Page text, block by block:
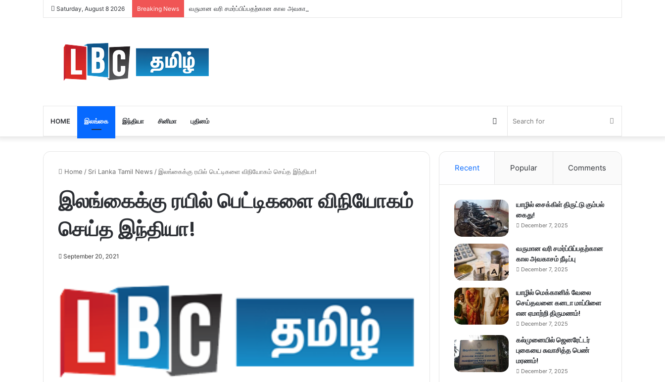
Saturday, August 8 2026 Breaking News வருமான வரி சமர்ப்பிப்பதற்கான கால அவகாசம் நீடிப்பு
HOME இலங்கை இந்தியா சினிமா புதினம்
for
Switch
skin
Home / Sri Lanka Tamil News /இலங்கைக்கு ரயில் பெட்டிகளை விநியோகம் செய்த இந்தியா!
இலங்கைக்கு ரயில் பெட்டிகளை விநியோகம்
செய்த இந்தியா!
September 20, 2021
Recent Popular Comments
யாழில் சைக்கிள் திருட்டு கும்பல்
கைது!
December 7, 2025
வருமான வரி சமர்ப்பிப்பதற்கான
கால அவகாசம் நீடிப்பு
December 7, 2025
யாழில் மெக்கானிக் வேலை
செய்தவனை கனடா மாப்பிளை
என ஏமாற்றி திருமணம்!
December 7, 2025
கல்முனையில் ஜெனரேட்டர்
புகையை சுவாசித்த பெண்
மரணம்!
December 7, 2025